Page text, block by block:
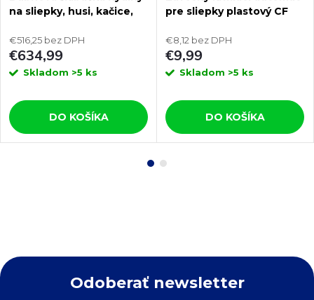
na sliepky, husi, kačice,
€516,25 bez DPH
€634,99
Skladom >5 ks
DO KOŠÍKA
pre sliepky plastový CF
€8,12 bez DPH
€9,99
Skladom >5 ks
DO KOŠÍKA
Odoberať newsletter